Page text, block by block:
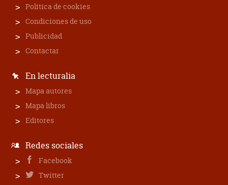
Política de cookies
Condiciones de uso
Publicidad
Contactar
En lecturalia
Mapa autores
Mapa libros
Editores
Redes sociales
Facebook
Twitter